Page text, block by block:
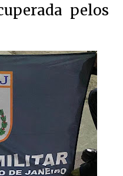
pelos